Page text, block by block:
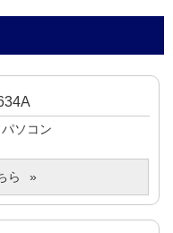
ソコン
ら